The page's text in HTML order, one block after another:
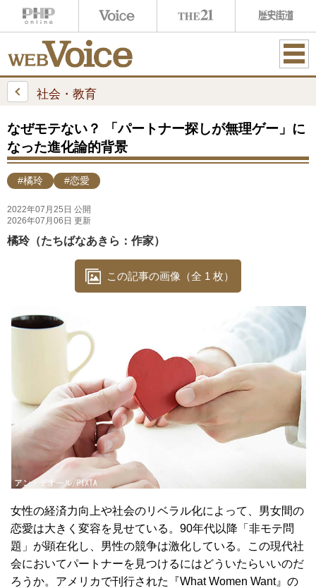
ME
社会・教育
なぜモテない？ 「パートナー探しが無理ゲー」に
なった進化論的背景
#橘玲 #恋愛
2022年07月25日 公開
2026年07月06日 更新
橘玲（たちばなあきら：作家）
この記事の画像（全 1 枚）
女性の経済力向上や社会のリベラル化によって、男女間の
恋愛は大きく変容を見せている。90年代以降「非モテ問
題」が顕在化し、男性の競争は激化している。この現代社
会においてパートナーを見つけるにはどういたらいいのだ
ろうか。アメリカで刊行された『What Women Want』の